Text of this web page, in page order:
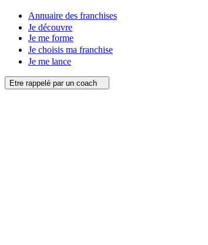
Annuaire des franchises
Je découvre
Je me forme
Je choisis ma franchise
Je me lance
Etre rappelé par un coach